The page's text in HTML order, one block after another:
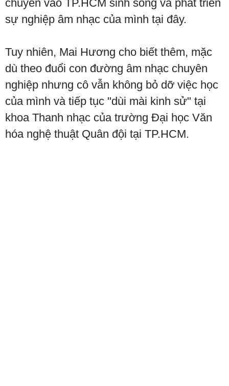
chuyển vào TP.HCM sinh sống và phát triển
sự nghiệp âm nhạc của mình tại đây.
Tuy nhiên, Mai Hương cho biết thêm, mặc
dù theo đuổi con đường âm nhạc chuyên
nghiệp nhưng cô vẫn không bỏ dỡ việc học
của mình và tiếp tục "dùi mài kinh sử" tại
khoa Thanh nhạc của trường Đại học Văn
hóa nghệ thuật Quân đội tại TP.HCM.